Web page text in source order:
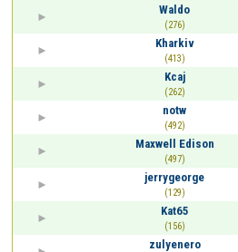
Waldo
(276)
Kharkiv
(413)
Kcaj
(262)
notw
(492)
Maxwell Edison
(497)
jerrygeorge
(129)
Kat65
(156)
zulyenero